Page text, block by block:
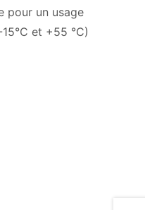
pour un usage
et +55 °C)